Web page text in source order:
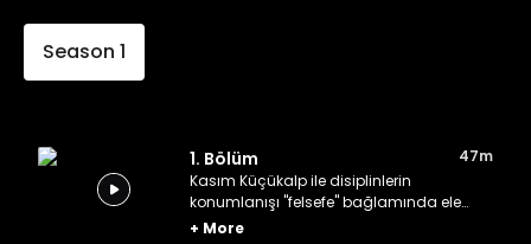
Season 1
1. Bölüm
47m
Kasım Küçükalp ile disiplinlerin
konumlanışı "felsefe" bağlamında ele
alınıyor.
+ More